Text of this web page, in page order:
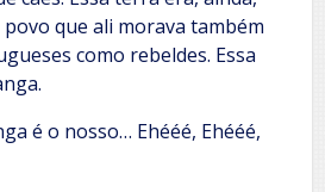
que ali morava também
como rebeldes. Essa
é o nosso… Ehééé, Ehééé,